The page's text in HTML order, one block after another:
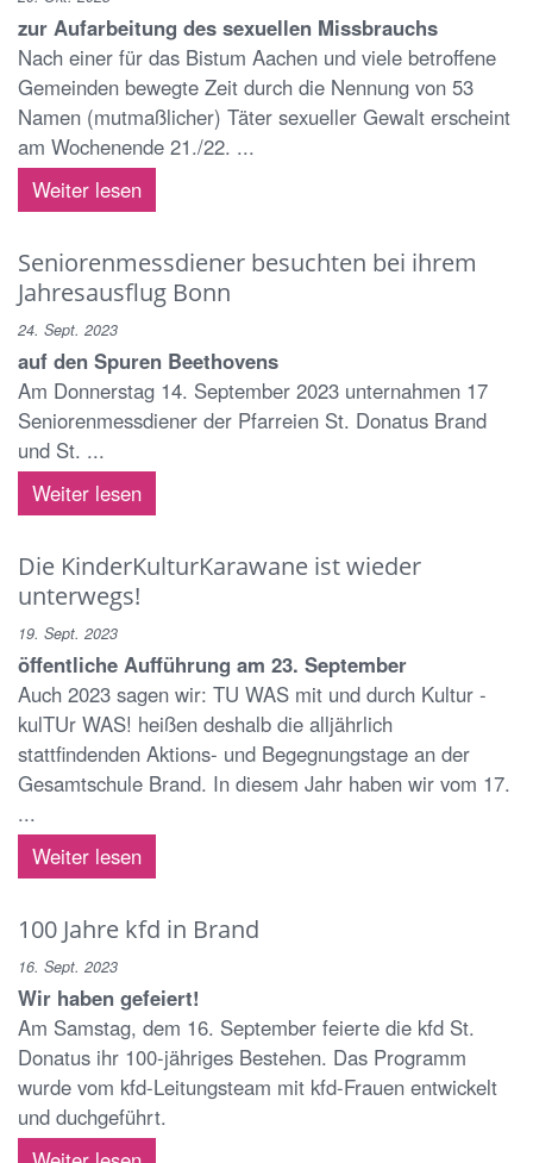
zur Aufarbeitung des sexuellen Missbrauchs
Nach einer für das Bistum Aachen und viele betroffene
Gemeinden bewegte Zeit durch die Nennung von 53
Namen (mutmaßlicher) Täter sexueller Gewalt erscheint
am Wochenende 21./22. ...
Weiter lesen
Seniorenmessdiener besuchten bei ihrem
Jahresausflug Bonn
24. Sept. 2023
auf den Spuren Beethovens
Am Donnerstag 14. September 2023 unternahmen 17
Seniorenmessdiener der Pfarreien St. Donatus Brand
und St. ...
Weiter lesen
Die KinderKulturKarawane ist wieder
unterwegs!
19. Sept. 2023
öffentliche Aufführung am 23. September
Auch 2023 sagen wir: TU WAS mit und durch Kultur -
kulTUr WAS! heißen deshalb die alljährlich
stattfindenden Aktions- und Begegnungstage an der
Gesamtschule Brand. In diesem Jahr haben wir vom 17.
...
Weiter lesen
100 Jahre kfd in Brand
16. Sept. 2023
Wir haben gefeiert!
Am Samstag, dem 16. September feierte die kfd St.
Donatus ihr 100-jähriges Bestehen. Das Programm
wurde vom kfd-Leitungsteam mit kfd-Frauen entwickelt
und duchgeführt.